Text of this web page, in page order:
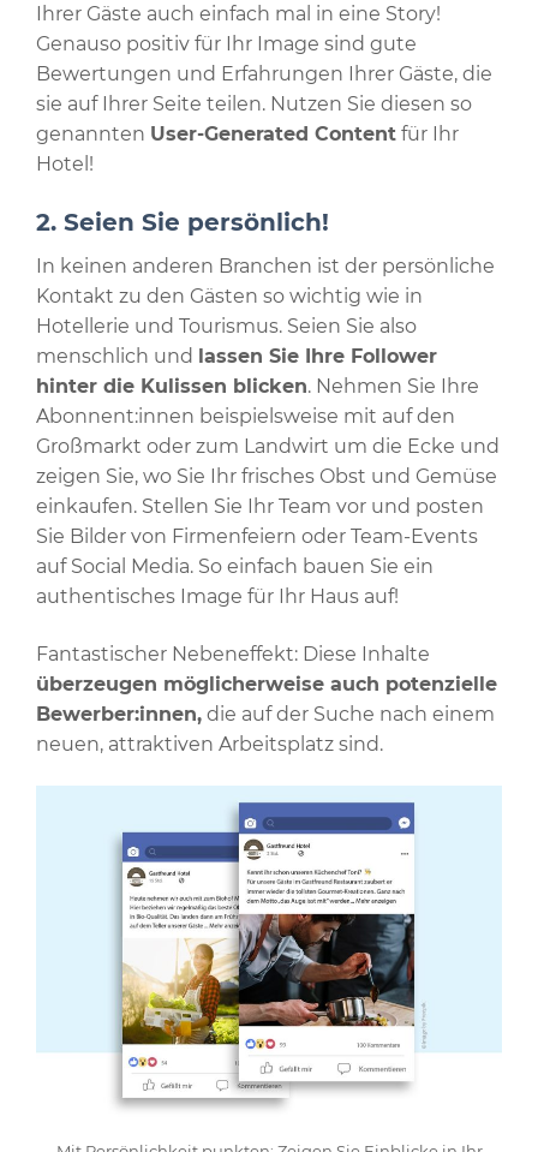
Ihrer Gäste auch einfach mal in eine Story!
Genauso positiv für Ihr Image sind gute
Bewertungen und Erfahrungen Ihrer Gäste, die
sie auf Ihrer Seite teilen. Nutzen Sie diesen so
genannten User-Generated Content für Ihr
Hotel!
2. Seien Sie persönlich!
In keinen anderen Branchen ist der persönliche
Kontakt zu den Gästen so wichtig wie in
Hotellerie und Tourismus. Seien Sie also
menschlich und lassen Sie Ihre Follower
hinter die Kulissen blicken. Nehmen Sie Ihre
Abonnent:innen beispielsweise mit auf den
Großmarkt oder zum Landwirt um die Ecke und
zeigen Sie, wo Sie Ihr frisches Obst und Gemüse
einkaufen. Stellen Sie Ihr Team vor und posten
Sie Bilder von Firmenfeiern oder Team-Events
auf Social Media. So einfach bauen Sie ein
authentisches Image für Ihr Haus auf!
Fantastischer Nebeneffekt: Diese Inhalte
überzeugen möglicherweise auch potenzielle
Bewerber:innen, die auf der Suche nach einem
neuen, attraktiven Arbeitsplatz sind.